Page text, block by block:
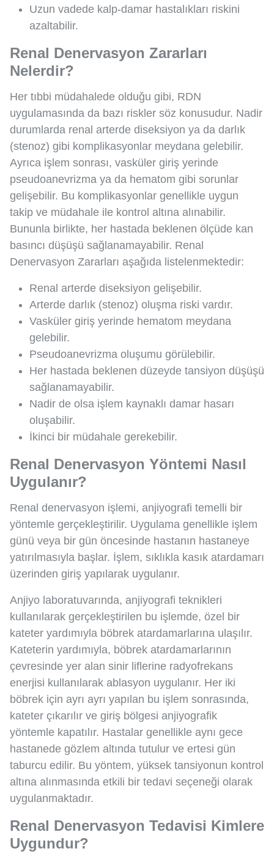
Uzun vadede kalp-damar hastalıkları riskini
azaltabilir.
Renal Denervasyon Zararları
Nelerdir?
Her tıbbi müdahalede olduğu gibi, RDN
uygulamasında da bazı riskler söz konusudur. Nadir
durumlarda renal arterde diseksiyon ya da darlık
(stenoz) gibi komplikasyonlar meydana gelebilir.
Ayrıca işlem sonrası, vasküler giriş yerinde
pseudoanevrizma ya da hematom gibi sorunlar
gelişebilir. Bu komplikasyonlar genellikle uygun
takip ve müdahale ile kontrol altına alınabilir.
Bununla birlikte, her hastada beklenen ölçüde kan
basıncı düşüşü sağlanamayabilir. Renal
Denervasyon Zararları aşağıda listelenmektedir:
Renal arterde diseksiyon gelişebilir.
Arterde darlık (stenoz) oluşma riski vardır.
Vasküler giriş yerinde hematom meydana
gelebilir.
Pseudoanevrizma oluşumu görülebilir.
Her hastada beklenen düzeyde tansiyon düşüşü
sağlanamayabilir.
Nadir de olsa işlem kaynaklı damar hasarı
oluşabilir.
İkinci bir müdahale gerekebilir.
Renal Denervasyon Yöntemi Nasıl
Uygulanır?
Renal denervasyon işlemi, anjiyografi temelli bir
yöntemle gerçekleştirilir. Uygulama genellikle işlem
günü veya bir gün öncesinde hastanın hastaneye
yatırılmasıyla başlar. İşlem, sıklıkla kasık atardamarı
üzerinden giriş yapılarak uygulanır.
Anjiyo laboratuvarında, anjiyografi teknikleri
kullanılarak gerçekleştirilen bu işlemde, özel bir
kateter yardımıyla böbrek atardamarlarına ulaşılır.
Kateterin yardımıyla, böbrek atardamarlarının
çevresinde yer alan sinir liflerine radyofrekans
enerjisi kullanılarak ablasyon uygulanır. Her iki
böbrek için ayrı ayrı yapılan bu işlem sonrasında,
kateter çıkarılır ve giriş bölgesi anjiyografik
yöntemle kapatılır. Hastalar genellikle aynı gece
hastanede gözlem altında tutulur ve ertesi gün
taburcu edilir. Bu yöntem, yüksek tansiyonun kontrol
altına alınmasında etkili bir tedavi seçeneği olarak
uygulanmaktadır.
Renal Denervasyon Tedavisi Kimlere
Uygundur?